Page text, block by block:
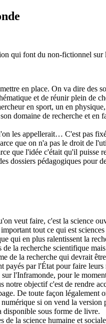
qui font du non-fictionnel sur
en place. On va dire des
et de réunir plein de
en sport, un en
domaine de recherche et
les appellerait… C'est pas
que on n'a pas le droit de
que l'idée c'était qu'il
pédagogiques pour
veut faire, c'est la science
tout ce qui est
qui en plus ralentissent la
la recherche scientifique
la recherche qui devrait
par l'État pour faire
l'Inframonde, pour le
objectif c'est de rendre
De toute façon légalement
si on vend la
disponible sous forme de livre.
la science humaine et